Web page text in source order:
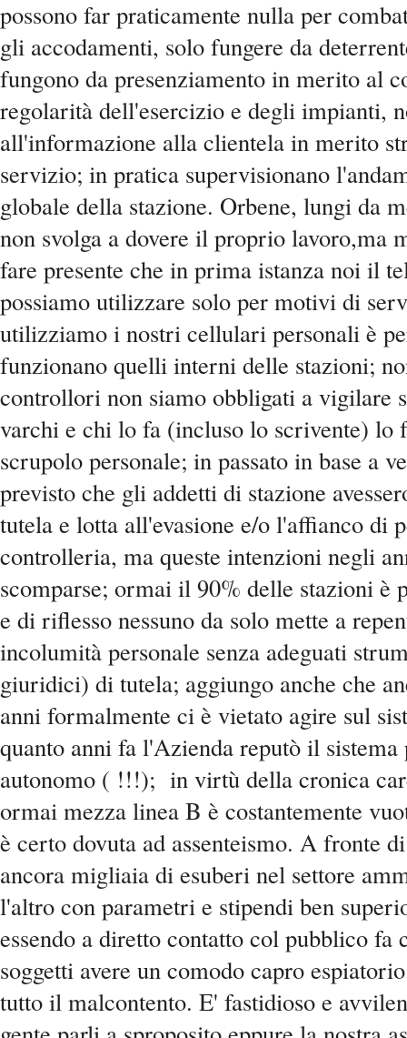
possono far praticamente nulla per
gli accodamenti, solo fungere da
fungono da presenziamento in merito al
regolarità dell'esercizio e degli impianti,
all'informazione alla clientela in merito
servizio; in pratica supervisionano
globale della stazione. Orbene, lungi da
non svolga a dovere il proprio lavoro,ma
fare presente che in prima istanza noi il
possiamo utilizzare solo per motivi di
utilizziamo i nostri cellulari personali è
funzionano quelli interni delle stazioni;
controllori non siamo obbligati a vigilare
varchi e chi lo fa (incluso lo scrivente) lo
scrupolo personale; in passato in base a
previsto che gli addetti di stazione
tutela e lotta all'evasione e/o l'affianco di
controlleria, ma queste intenzioni negli
scomparse; ormai il 90% delle stazioni è
e di riflesso nessuno da solo mette a
incolumità personale senza adeguati
giuridici) di tutela; aggiungo anche che
anni formalmente ci è vietato agire sul
quanto anni fa l'Azienda reputò il sistema
autonomo ( !!!); in virtù della cronica
ormai mezza linea B è costantemente
è certo dovuta ad assenteismo. A fronte
ancora migliaia di esuberi nel settore
l'altro con parametri e stipendi ben
essendo a diretto contatto col pubblico fa
soggetti avere un comodo capro
tutto il malcontento. E' fastidioso e